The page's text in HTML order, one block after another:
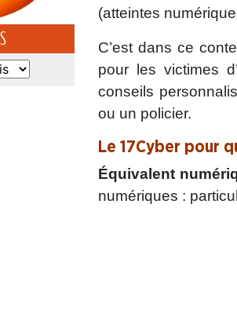
(atteintes
C’est dans ce
pour les victimes
conseils
ou un policier.
Le 17Cyber pour
Équivalent
numériques :